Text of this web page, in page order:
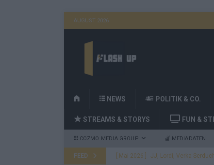
AUGUST 2026
H
M
E
NEWS POLITIK & CO.
STREAMS & STORYS FUN &
COZMO MEDIA GROUP MEDIADATEN
FEED [ Mai 2026 ] JJ, Lordi, Verka